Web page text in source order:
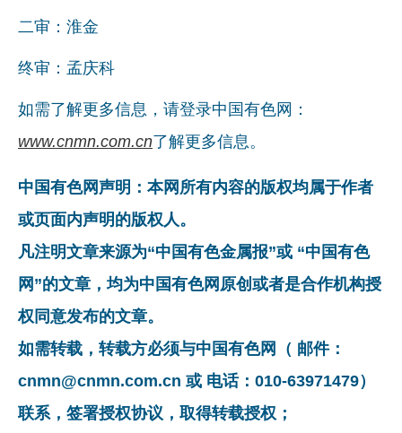
二审：淮金
终审：孟庆科
如需了解更多信息，请登录中国有色网：
www.cnmn.com.cn了解更多信息。
中国有色网声明：本网所有内容的版权均属于作者
或页面内声明的版权人。
凡注明文章来源为“中国有色金属报”或 “中国有色
网”的文章，均为中国有色网原创或者是合作机构授
权同意发布的文章。
如需转载，转载方必须与中国有色网（ 邮件：
cnmn@cnmn.com.cn 或 电话：010-63971479）
联系，签署授权协议，取得转载授权；